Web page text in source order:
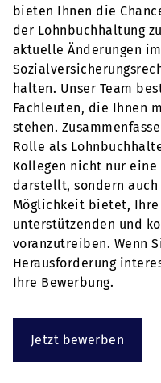
bieten Ihnen die
der Lohnbuchhaltung
aktuelle Änderungen
halten. Unser Team
Fachleuten, die Ihnen
stehen.
Rolle als
Kollegen nicht nur
darstellt, sondern
Möglichkeit bietet,
unterstützenden und
voranzutreiben. Wenn
Herausforderung
Ihre Bewerbung.
Jetzt bewerben